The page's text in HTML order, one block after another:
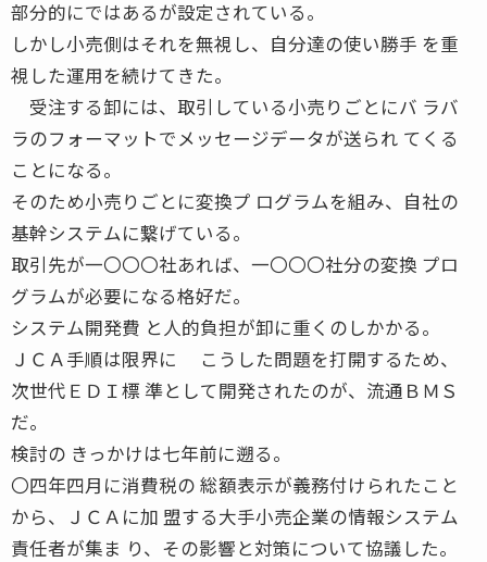
部分的にではあるが設定されている。
しかし小売側はそれを無視し、自分達の使い勝手 を重
視した運用を続けてきた。
受注する卸には、取引している小売りごとにバ ラバ
ラのフォーマットでメッセージデータが送られ てくる
ことになる。
そのため小売りごとに変換プ ログラムを組み、自社の
基幹システムに繋げている。
取引先が一〇〇〇社あれば、一〇〇〇社分の変換 プロ
グラムが必要になる格好だ。
システム開発費 と人的負担が卸に重くのしかかる。
ＪＣＡ手順は限界に こうした問題を打開するため、
次世代ＥＤＩ標 準として開発されたのが、流通ＢＭＳ
だ。
検討の きっかけは七年前に遡る。
〇四年四月に消費税の 総額表示が義務付けられたこと
から、ＪＣＡに加 盟する大手小売企業の情報システム
責任者が集ま り、その影響と対策について協議した。